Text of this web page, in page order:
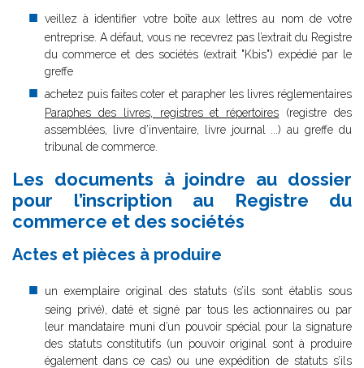
veillez à identifier votre boîte aux lettres au nom de votre
entreprise. A défaut, vous ne recevrez pas l’extrait du Registre
du commerce et des sociétés (extrait "Kbis") expédié par le
greffe
achetez puis faites coter et parapher les livres réglementaires
Paraphes des livres, registres et répertoires (registre des
assemblées, livre d’inventaire, livre journal ...) au greffe du
tribunal de commerce.
Les documents à joindre au dossier
pour l’inscription au Registre du
commerce et des sociétés
Actes et pièces à produire
un exemplaire original des statuts (s’ils sont établis sous
seing privé), daté et signé par tous les actionnaires ou par
leur mandataire muni d’un pouvoir spécial pour la signature
des statuts constitutifs (un pouvoir original sont à produire
également dans ce cas) ou une expédition de statuts s’ils